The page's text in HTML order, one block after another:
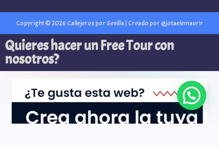
Copyright © 2026 Callejeros por Sevilla | Creado por @jotaelemaurir
Quieres hacer un Free Tour con
nosotros?